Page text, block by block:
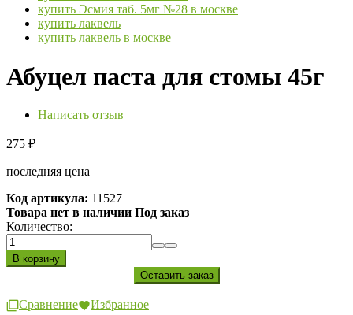
купить Эсмия таб. 5мг №28 в москве
купить лаквель
купить лаквель в москве
Абуцел паста для стомы 45г
Написать отзыв
275 ₽
последняя цена
Код артикула: 11527
Товара нет в наличии Под заказ
Количество:
Сравнение Избранное